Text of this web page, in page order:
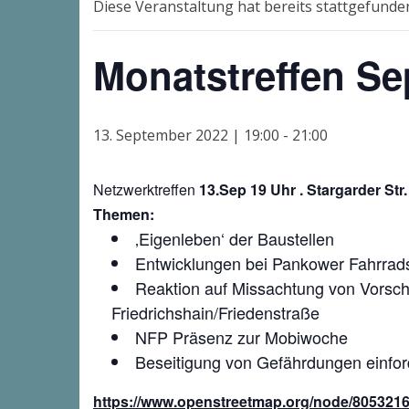
Diese Veranstaltung hat bereits
Monatstreffen
13. September 2022 | 19:00 - 21:00
Netzwerktreffen 13.Sep 19 Uhr . Stargarder
Themen:
‚Eigenleben‘ der Baustellen
Entwicklungen bei Pankower
Reaktion auf Missachtung von
Friedrichshain/Friedenstraße
NFP Präsenz zur Mobiwoche
Beseitigung von Gefährdungen
https://www.openstreetmap.org/node/